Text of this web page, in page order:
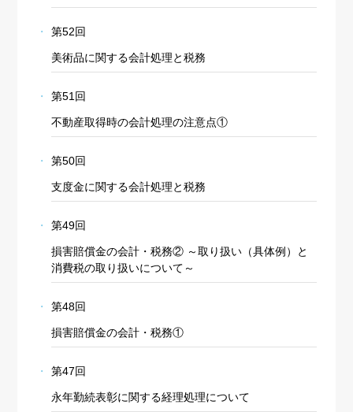
第52回
美術品に関する会計処理と税務
第51回
不動産取得時の会計処理の注意点①
第50回
支度金に関する会計処理と税務
第49回
損害賠償金の会計・税務② ～取り扱い（具体例）と
消費税の取り扱いについて～
第48回
損害賠償金の会計・税務①
第47回
永年勤続表彰に関する経理処理について